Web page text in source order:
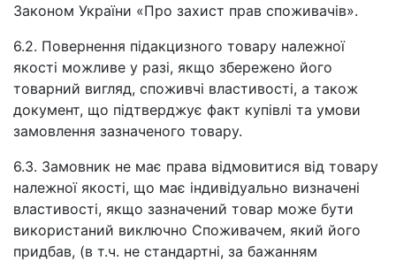
Законом України «Про захист прав споживачів».
6.2. Повернення підакцизного товару належної
якості можливе у разі, якщо збережено його
товарний вигляд, споживчі властивості, а також
документ, що підтверджує факт купівлі та умови
замовлення зазначеного товару.
6.3. Замовник не має права відмовитися від товару
належної якості, що має індивідуально визначені
властивості, якщо зазначений товар може бути
використаний виключно Споживачем, який його
придбав, (в т.ч. не стандартні, за бажанням